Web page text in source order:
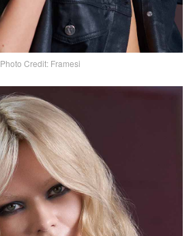
Photo Credit: Framesi